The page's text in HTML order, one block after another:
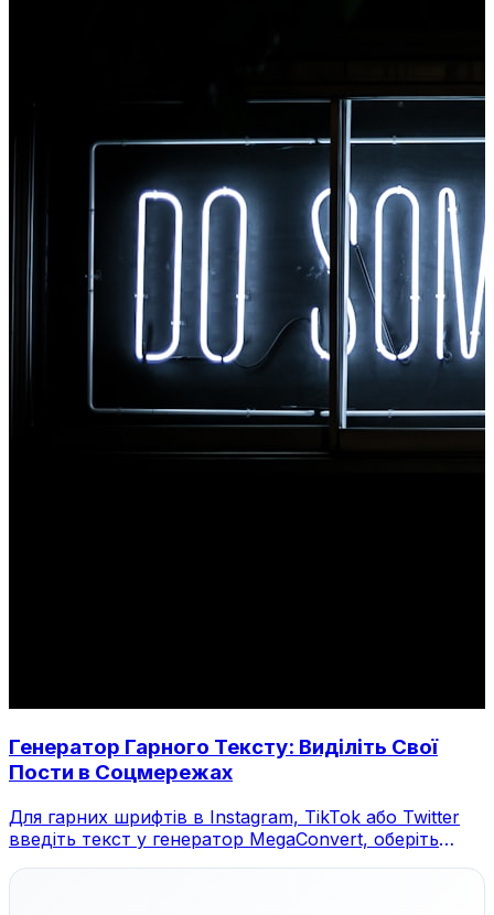
Генератор Гарного Тексту: Виділіть Свої
Пости в Соцмережах
Для гарних шрифтів в Instagram, TikTok або Twitter
введіть текст у генератор MegaConvert, оберіть